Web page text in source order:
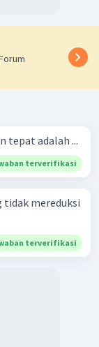
endapan
D.
tepat adalah ...
terverifikasi
tidak mereduksi
terverifikasi